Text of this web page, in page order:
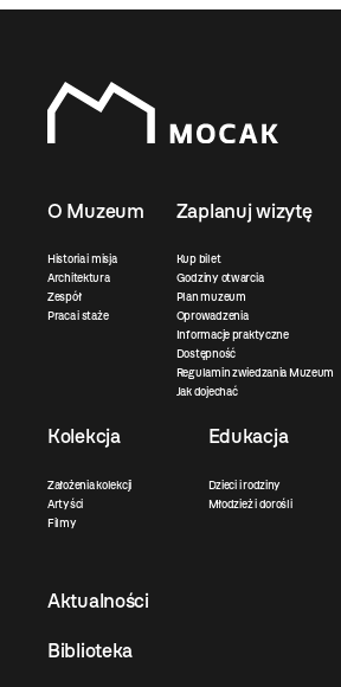
O Muzeum
Historia i misja
Architektura
Zespół
Praca i staże
Zaplanuj wizytę
Kup bilet
Godziny otwarcia
Plan muzeum
Oprowadzenia
Informacje praktyczne
Dostępność
Regulamin zwiedzania Muzeum
Jak dojechać
Kolekcja
Założenia kolekcji
Artyści
Filmy
Edukacja
Dzieci i rodziny
Młodzież i dorośli
Aktualności
Biblioteka